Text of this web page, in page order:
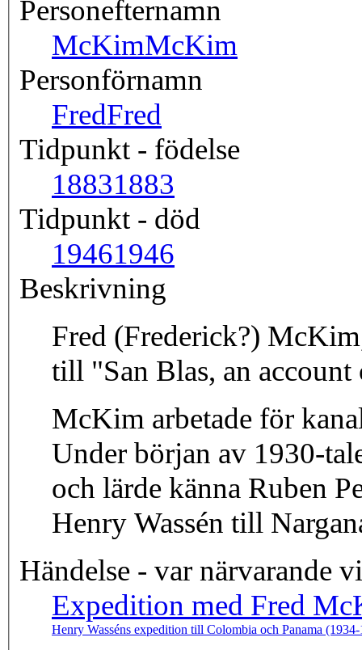
Personefternamn
McKimMcKim
Personförnamn
FredFred
Tidpunkt - födelse
18831883
Tidpunkt - död
19461946
Beskrivning
Fred (Frederick?)
till "San Blas, an
McKim arbetade för
Under början av 1930-
och lärde känna Ruben
Henry Wassén till
Händelse - var närvarande
Expedition med Fred
Henry Wasséns expedition till Colombia och Panama